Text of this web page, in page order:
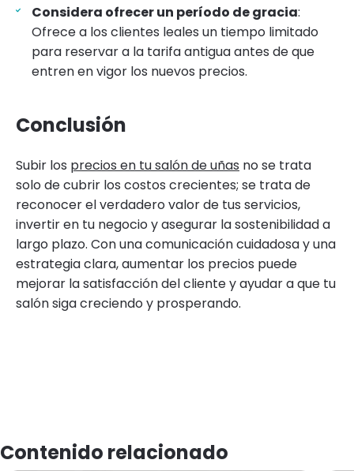
Considera ofrecer un período de gracia:
Ofrece a los clientes leales un tiempo limitado
para reservar a la tarifa antigua antes de que
entren en vigor los nuevos precios.
Conclusión
Subir los precios en tu salón de uñas no se trata
solo de cubrir los costos crecientes; se trata de
reconocer el verdadero valor de tus servicios,
invertir en tu negocio y asegurar la sostenibilidad a
largo plazo. Con una comunicación cuidadosa y una
estrategia clara, aumentar los precios puede
mejorar la satisfacción del cliente y ayudar a que tu
salón siga creciendo y prosperando.
Contenido relacionado